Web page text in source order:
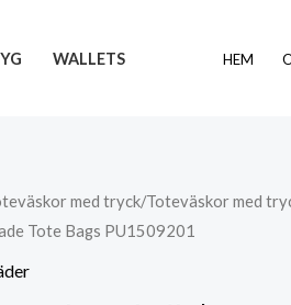
WALLETS HEM
med tryck/Toteväskor med
Tote Bags PU1509201